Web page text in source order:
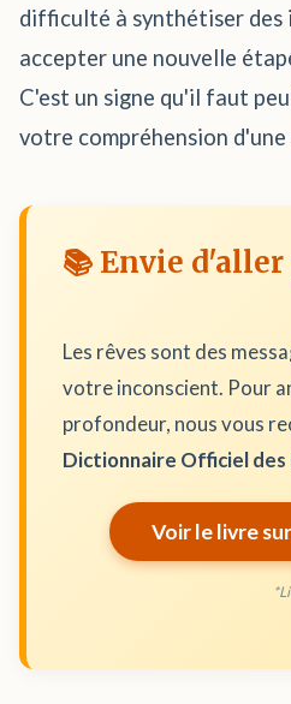
difficulté à synthétiser des
accepter une nouvelle
C'est un signe qu'il faut
votre compréhension
📚 Envie
Les rêves sont des
votre inconscient. Pour
profondeur, nous vous
Dictionnaire Officiel des
Voir le livre